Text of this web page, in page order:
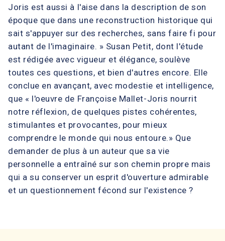
Joris est aussi à l'aise dans la description de son
époque que dans une reconstruction historique qui
sait s'appuyer sur des recherches, sans faire fi pour
autant de l'imaginaire. » Susan Petit, dont l'étude
est rédigée avec vigueur et élégance, soulève
toutes ces questions, et bien d'autres encore. Elle
conclue en avançant, avec modestie et intelligence,
que « l'oeuvre de Françoise Mallet-Joris nourrit
notre réflexion, de quelques pistes cohérentes,
stimulantes et provocantes, pour mieux
comprendre le monde qui nous entoure.» Que
demander de plus à un auteur que sa vie
personnelle a entraîné sur son chemin propre mais
qui a su conserver un esprit d'ouverture admirable
et un questionnement fécond sur l'existence ?